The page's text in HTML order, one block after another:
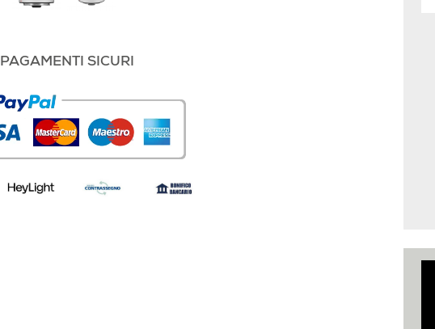
PAGAMENTI SICURI